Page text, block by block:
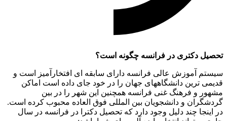
تحصیل دکتری در فرانسه چگونه است؟
سیستم آموزش عالی فرانسه دارای سابقه ای افتخارآمیز است و
قدیمی ترین دانشگاههای جهان را در خود جای داده است اماکن
مشهور و فرهنگ غنی فرانسه همچنین این شهر را در بین
گردشگران و دانشجویان بین المللی فوق العاده محبوب کرده است.
در اینجا چند دلیل وجود دارد که تحصیل دکترا در فرانسه در سال